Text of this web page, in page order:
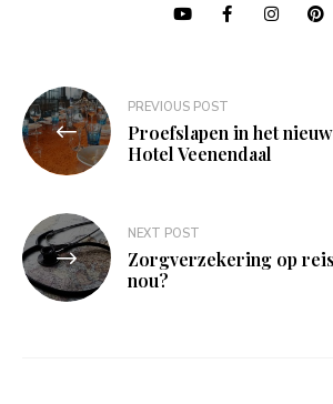
Bericht
navigatie
PREVIOUS POST
Proefslapen in het
Hotel Veenendaal
NEXT POST
Zorgverzekering op
nou?